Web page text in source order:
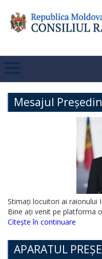
Mesajul
Stimați locuitori ai raionului
Bine ați venit pe platforma
Citește în continuare
APARATUL